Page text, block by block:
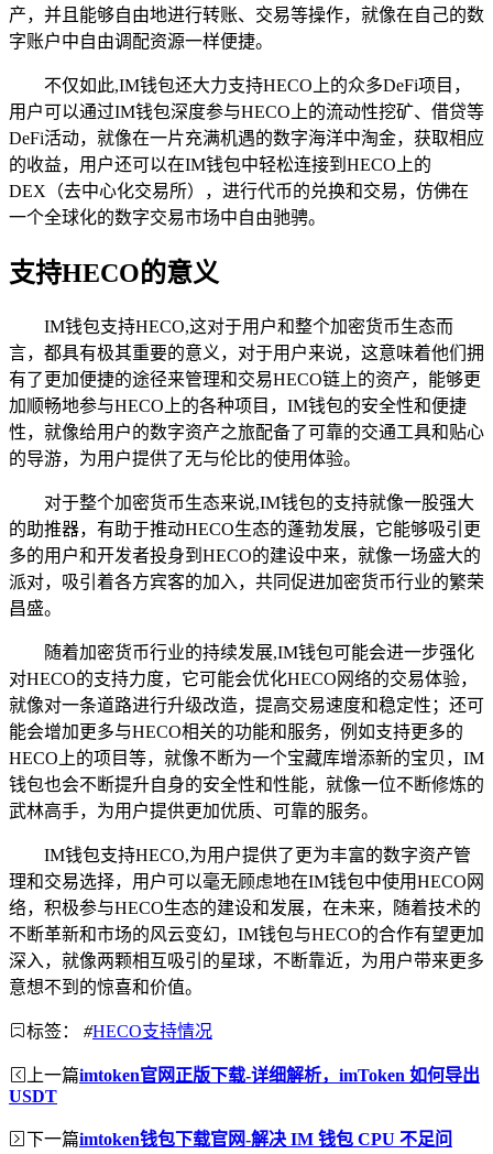
产，并且能够自由地进行转账、交易等操作，就像在自己的数
字账户中自由调配资源一样便捷。
不仅如此,IM钱包还大力支持HECO上的众多DeFi项目，
用户可以通过IM钱包深度参与HECO上的流动性挖矿、借贷等
DeFi活动，就像在一片充满机遇的数字海洋中淘金，获取相应
的收益，用户还可以在IM钱包中轻松连接到HECO上的
DEX（去中心化交易所），进行代币的兑换和交易，仿佛在
一个全球化的数字交易市场中自由驰骋。
支持HECO的意义
IM钱包支持HECO,这对于用户和整个加密货币生态而
言，都具有极其重要的意义，对于用户来说，这意味着他们拥
有了更加便捷的途径来管理和交易HECO链上的资产，能够更
加顺畅地参与HECO上的各种项目，IM钱包的安全性和便捷
性，就像给用户的数字资产之旅配备了可靠的交通工具和贴心
的导游，为用户提供了无与伦比的使用体验。
对于整个加密货币生态来说,IM钱包的支持就像一股强大
的助推器，有助于推动HECO生态的蓬勃发展，它能够吸引更
多的用户和开发者投身到HECO的建设中来，就像一场盛大的
派对，吸引着各方宾客的加入，共同促进加密货币行业的繁荣
昌盛。
随着加密货币行业的持续发展,IM钱包可能会进一步强化
对HECO的支持力度，它可能会优化HECO网络的交易体验，
就像对一条道路进行升级改造，提高交易速度和稳定性；还可
能会增加更多与HECO相关的功能和服务，例如支持更多的
HECO上的项目等，就像不断为一个宝藏库增添新的宝贝，IM
钱包也会不断提升自身的安全性和性能，就像一位不断修炼的
武林高手，为用户提供更加优质、可靠的服务。
IM钱包支持HECO,为用户提供了更为丰富的数字资产管
理和交易选择，用户可以毫无顾虑地在IM钱包中使用HECO网
络，积极参与HECO生态的建设和发展，在未来，随着技术的
不断革新和市场的风云变幻，IM钱包与HECO的合作有望更加
深入，就像两颗相互吸引的星球，不断靠近，为用户带来更多
意想不到的惊喜和价值。
标签： #HECO支持情况
上一篇imtoken官网正版下载-详细解析，imToken 如何导出
USDT
下一篇imtoken钱包下载官网-解决 IM 钱包 CPU 不足问